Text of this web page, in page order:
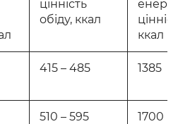
цінність
обіду, ккал
ккал
415 – 485 1385
510 – 595 1700